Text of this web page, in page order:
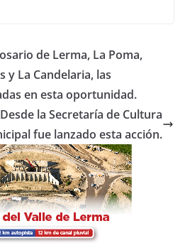
p
ar
tir
de Lerma, La Poma,
y La Candelaria, las
en esta oportunidad.
la Secretaría de Cultura
fue lanzado esta acción.